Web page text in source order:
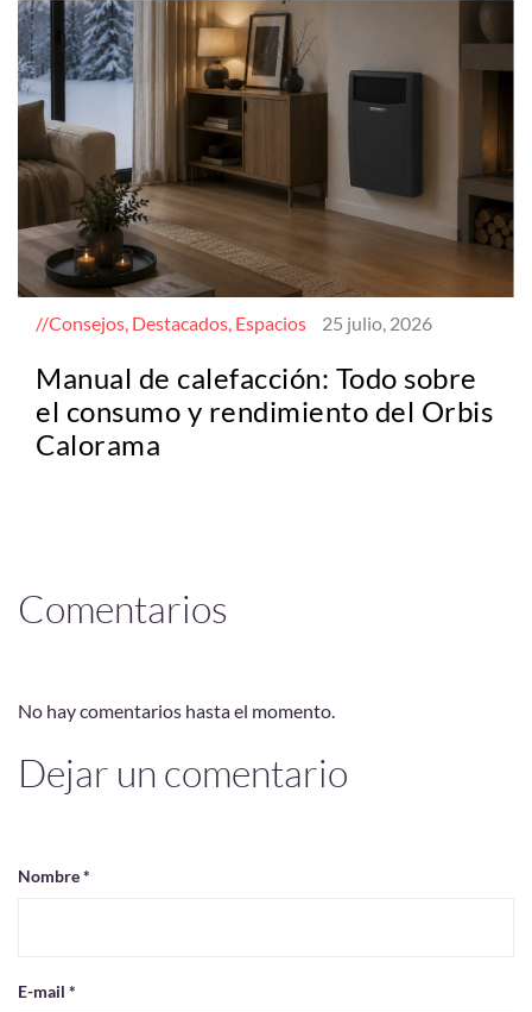
Consejos, Destacados, Espacios 25 julio, 2026
Manual de calefacción: Todo sobre
el consumo y rendimiento del Orbis
Calorama
Comentarios
No hay comentarios hasta el momento.
Dejar un comentario
Nombre *
E-mail *